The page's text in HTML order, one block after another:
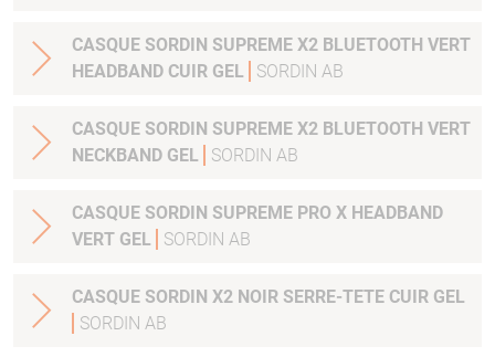
CASQUE SORDIN SUPREME X2 BLUETOOTH VERT
HEADBAND CUIR GEL
SORDIN AB
CASQUE SORDIN SUPREME X2 BLUETOOTH VERT
NECKBAND GEL
SORDIN AB
CASQUE SORDIN SUPREME PRO X HEADBAND
VERT GEL
SORDIN AB
CASQUE SORDIN X2 NOIR SERRE-TETE CUIR GEL
SORDIN AB